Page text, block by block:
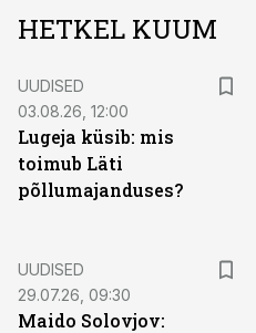
HETKEL KUUM
UUDISED
03.08.26, 12:00
Lugeja küsib: mis
toimub Läti
põllumajanduses?
UUDISED
29.07.26, 09:30
Maido Solovjov: